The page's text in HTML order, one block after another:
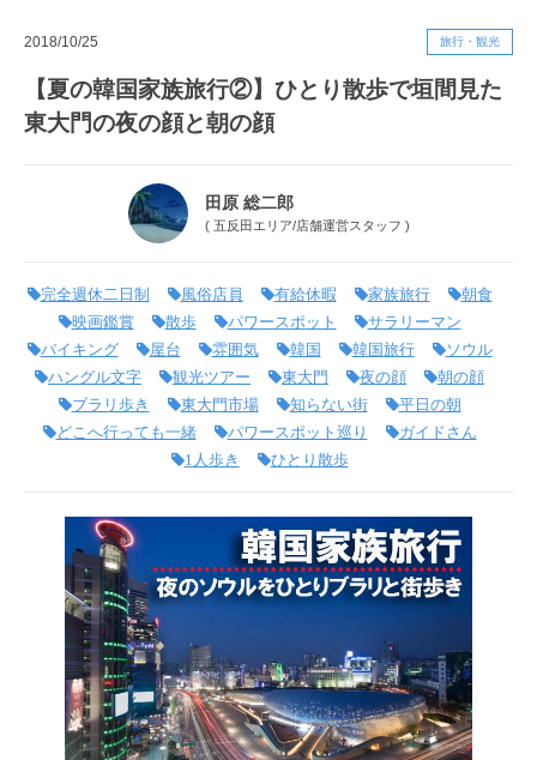
2018/10/25 旅行・観光
【夏の韓国家族旅行②】ひとり散歩で垣間見た
東大門の夜の顔と朝の顔
田原 総二郎
( 五反田エリア/店舗運営スタッフ )
完全週休二日制 風俗店員 有給休暇 家族旅行
朝食
映画鑑賞
散歩 パワースポット
サラリーマン
バイキング
屋台 雰囲気 韓国 韓国旅行
ソウル
ハングル文字
観光ツアー 東大門 夜の顔
朝の顔
ブラリ歩き
東大門市場 知らない街
平日の朝
どこへ行っても一緒
パワースポット巡り
ガイドさん
1人歩き
ひとり散歩